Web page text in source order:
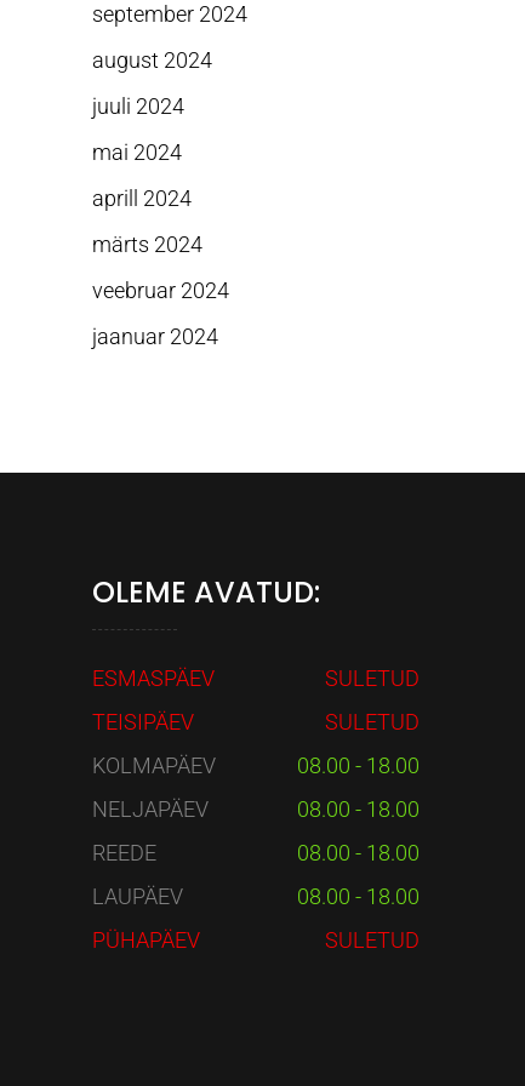
september 2024
august 2024
juuli 2024
mai 2024
aprill 2024
märts 2024
veebruar 2024
jaanuar 2024
OLEME AVATUD:
ESMASPÄEV
SULETUD
TEISIPÄEV
SULETUD
KOLMAPÄEV
08.00 - 18.00
NELJAPÄEV
08.00 - 18.00
REEDE
08.00 - 18.00
LAUPÄEV
08.00 - 18.00
PÜHAPÄEV
SULETUD